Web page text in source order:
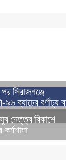
সিরাজগঞ্জে
ব্যাচের বর্ণাঢ্য
যুব নেতৃত্ব বিকাশে